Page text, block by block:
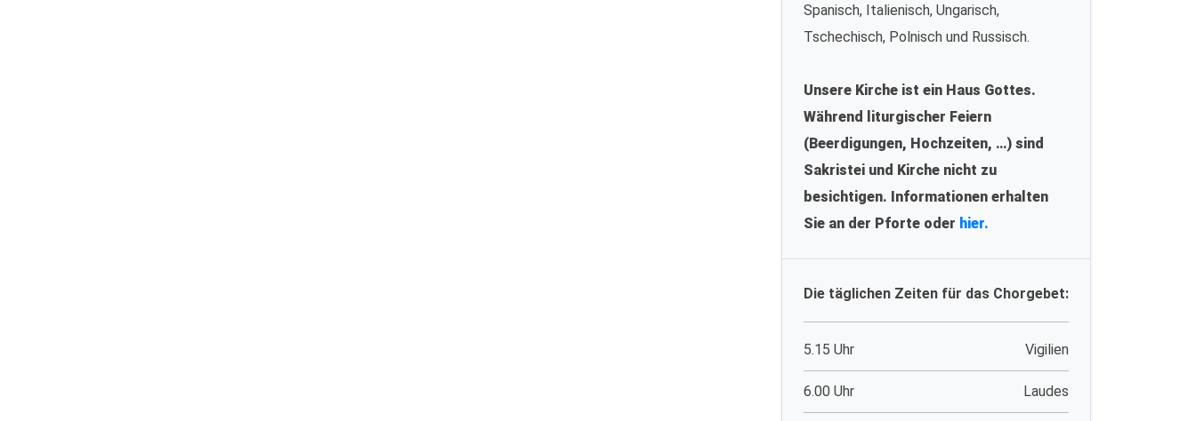
Spanisch, Italienisch, Ungarisch,
Tschechisch, Polnisch und Russisch.
Unsere Kirche ist ein Haus Gottes.
Während liturgischer Feiern
(Beerdigungen, Hochzeiten, …) sind
Sakristei und Kirche nicht zu
besichtigen. Informationen erhalten
Sie an der Pforte oder hier.
Die täglichen Zeiten für das Chorgebet:
5.15 Uhr Vigilien
6.00 Uhr Laudes